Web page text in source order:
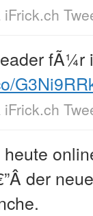
iFrick.ch
iFrick.ch
heute
der